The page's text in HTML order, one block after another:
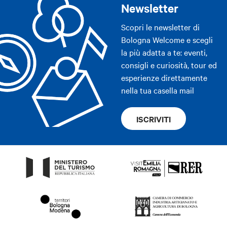
Newsletter
Scopri le newsletter di
Bologna Welcome e scegli
la più adatta a te: eventi,
consigli e curiosità, tour ed
esperienze direttamente
nella tua casella mail
ISCRIVITI